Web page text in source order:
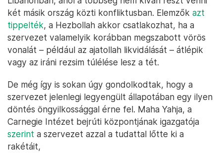
két másik ország közti konfliktusban. Elemzők azt
tippelték, a Hezbollah akkor csatlakozhat, ha a
szervezet valamelyik korábban megszabott vörös
vonalát – például az ajatollah likvidálását – átlépik
vagy az iráni rezsim túlélése lesz a tét.
De még így is sokan úgy gondolkodtak, hogy a
szervezet jelenlegi legyengült állapotában egy ilyen
döntés öngyilkossággal érne fel. Maha Yahja, a
Carnegie Intézet bejrúti központjának igazgatója
szerint a szervezet azzal a tudattal lőtte ki a
rakétáit,